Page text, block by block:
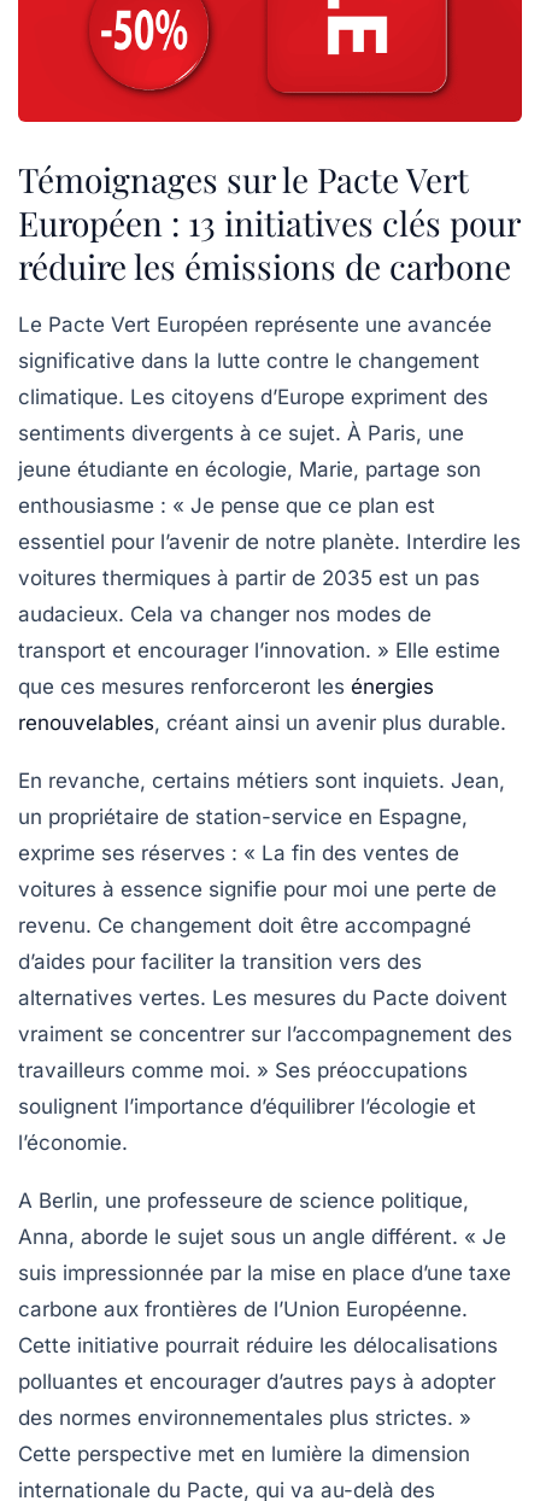
Témoignages sur le Pacte Vert
Européen : 13 initiatives clés pour
réduire les émissions de carbone
Le Pacte Vert Européen représente une avancée
significative dans la lutte contre le changement
climatique. Les citoyens d’Europe expriment des
sentiments divergents à ce sujet. À Paris, une
jeune étudiante en écologie, Marie, partage son
enthousiasme : « Je pense que ce plan est
essentiel pour l’avenir de notre planète. Interdire les
voitures thermiques à partir de 2035 est un pas
audacieux. Cela va changer nos modes de
transport et encourager l’innovation. » Elle estime
que ces mesures renforceront les énergies
renouvelables, créant ainsi un avenir plus durable.
En revanche, certains métiers sont inquiets. Jean,
un propriétaire de station-service en Espagne,
exprime ses réserves : « La fin des ventes de
voitures à essence signifie pour moi une perte de
revenu. Ce changement doit être accompagné
d’aides pour faciliter la transition vers des
alternatives vertes. Les mesures du Pacte doivent
vraiment se concentrer sur l’accompagnement des
travailleurs comme moi. » Ses préoccupations
soulignent l’importance d’équilibrer l’écologie et
l’économie.
A Berlin, une professeure de science politique,
Anna, aborde le sujet sous un angle différent. « Je
suis impressionnée par la mise en place d’une taxe
carbone aux frontières de l’Union Européenne.
Cette initiative pourrait réduire les délocalisations
polluantes et encourager d’autres pays à adopter
des normes environnementales plus strictes. »
Cette perspective met en lumière la dimension
internationale du Pacte, qui va au-delà des